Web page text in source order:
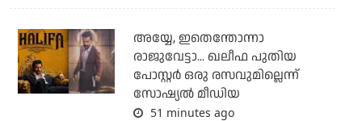
അയ്യേ, ഇതെന്തോന്നാ
രാജുവേട്ടാ... ഖലീഫ പുതിയ
പോസ്റ്റര്‍ ഒരു രസവുമില്ലെന്ന്
സോഷ്യല്‍ മീഡിയ
51 minutes ago